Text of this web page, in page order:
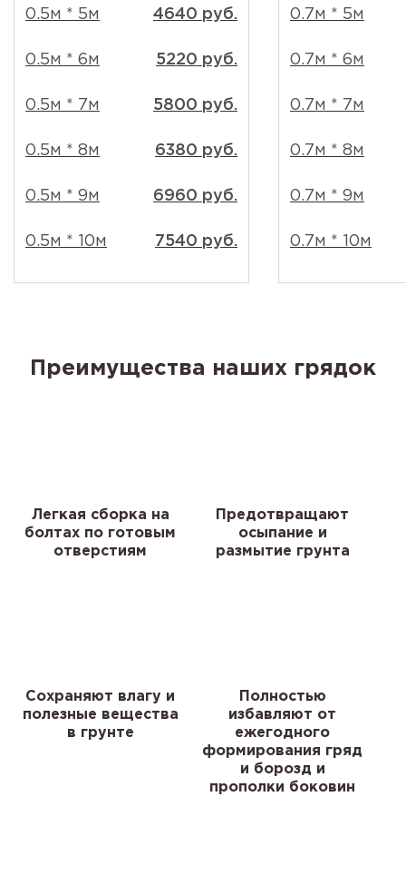
0.5м * 5м 4640 руб.
0.5м * 6м 5220 руб.
0.5м * 7м 5800 руб.
0.5м * 8м 6380 руб.
0.5м * 9м 6960 руб.
0.5м * 10м 7540 руб.
0.7м * 5м
0.7м * 6м
0.7м * 7м
0.7м * 8м
0.7м * 9м
0.7м * 10м
Преимущества наших грядок
Легкая сборка на
болтах по готовым
отверстиям
Предотвращают
осыпание и
размытие грунта
Сохраняют влагу и
полезные вещества
в грунте
Полностью
избавляют от
ежегодного
формирования гряд
и борозд и
прополки боковин